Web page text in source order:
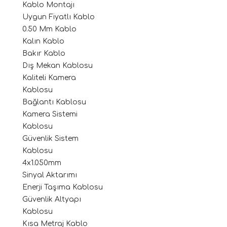
Kablo Montajı
Uygun Fiyatlı Kablo
0.50 Mm Kablo
Kalın Kablo
Bakır Kablo
Dış Mekan Kablosu
Kaliteli Kamera
Kablosu
Bağlantı Kablosu
Kamera Sistemi
Kablosu
Güvenlik Sistem
Kablosu
4x1.050mm
Sinyal Aktarımı
Enerji Taşıma Kablosu
Güvenlik Altyapı
Kablosu
Kısa Metraj Kablo